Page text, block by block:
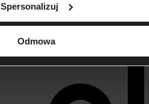
Spersonalizuj
Odmowa